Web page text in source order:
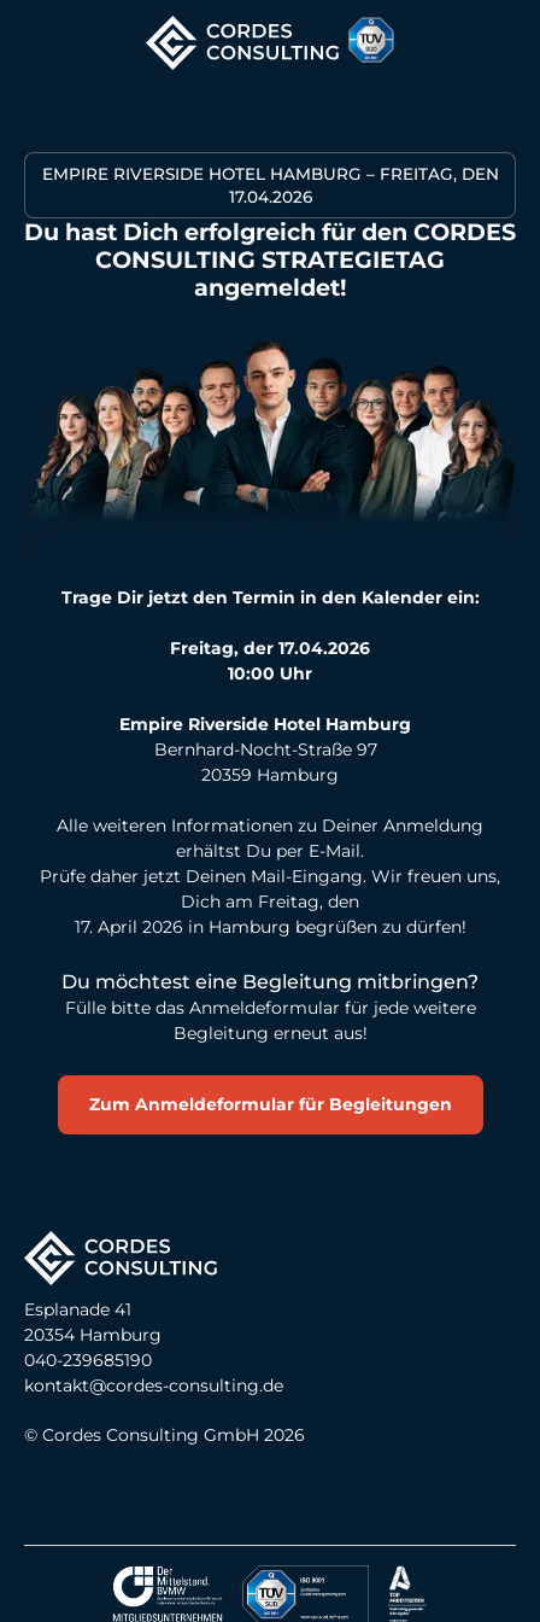
EMPIRE RIVERSIDE HOTEL HAMBURG – FREITAG, DEN
17.04.2026
Du hast Dich erfolgreich für den CORDES
CONSULTING STRATEGIETAG
angemeldet!
Trage Dir jetzt den Termin in den Kalender ein:
Freitag, der 17.04.2026
10:00 Uhr
Empire Riverside Hotel Hamburg
Bernhard-Nocht-Straße 97
20359 Hamburg
Alle weiteren Informationen zu Deiner Anmeldung
erhältst Du per E-Mail.
Prüfe daher jetzt Deinen Mail-Eingang. Wir freuen uns,
Dich am Freitag, den
17.⁠ ⁠April 2026 in Hamburg begrüßen zu dürfen!
Du möchtest eine Begleitung mitbringen?
Fülle bitte das Anmeldeformular für jede weitere
Begleitung erneut aus!
Zum Anmeldeformular für Begleitungen
Esplanade 41
20354 Hamburg
040-239685190
kontakt@cordes-consulting.de
© Cordes Consulting GmbH 2026